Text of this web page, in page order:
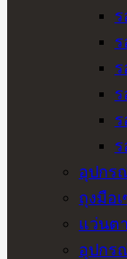
ร
อุปกร
ถุงมือ
แว่นต
อุปกร